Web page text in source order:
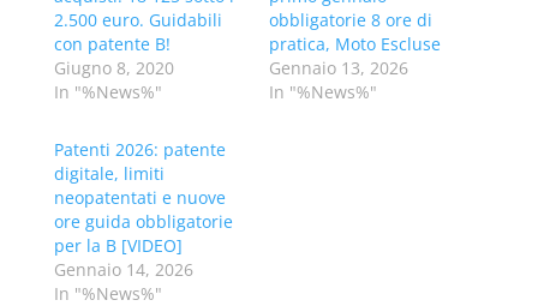
2.500 euro. Guidabili
con patente B!
Giugno 8, 2020
In "%News%"
obbligatorie 8 ore di
pratica, Moto Escluse
Gennaio 13, 2026
In "%News%"
Patenti 2026: patente
digitale, limiti
neopatentati e nuove
ore guida obbligatorie
per la B [VIDEO]
Gennaio 14, 2026
In "%News%"